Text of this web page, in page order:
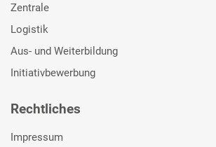
Zentrale
Logistik
Aus- und Weiterbildung
Initiativbewerbung
Rechtliches
Impressum